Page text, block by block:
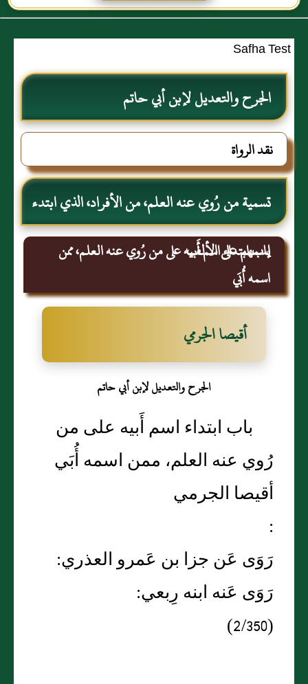
Safha Test
الجرح والتعديل لإبن أبي حاتم
نقد الرواة
تسمية من رُوي عنه العلم، من الأفراد، الذي ابتدء
إسمهم على الألف
باب ابتداء اسم أَبيه على من رُوي عنه العلم، ممن
اسمه أُبَي
أقيصا الجرمي
الجرح والتعديل لإبن أبي حاتم
باب ابتداء اسم أَبيه على من
رُوي عنه العلم، ممن اسمه أُبَي
أقيصا الجرمي
:
رَوَى عَن جزا بن عَمرو العذري:
رَوَى عَنه ابنه رِبعي:
(2/350)